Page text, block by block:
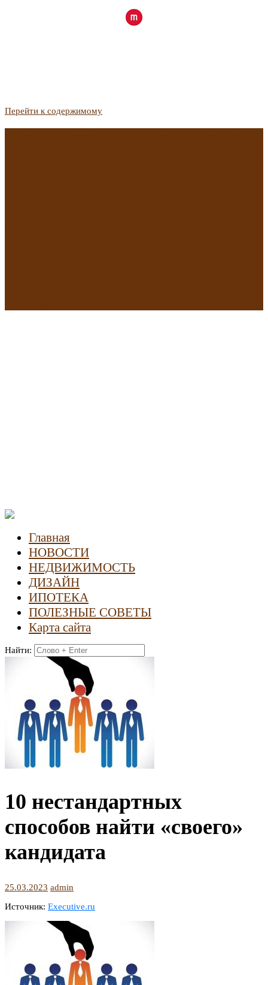
Перейти к содержимому
Главная
НОВОСТИ
НЕДВИЖИМОСТЬ
ДИЗАЙН
ИПОТЕКА
ПОЛЕЗНЫЕ СОВЕТЫ
Карта сайта
Найти:
10 нестандартных
способов найти «своего»
кандидата
25.03.2023 admin
Источник: Executive.ru